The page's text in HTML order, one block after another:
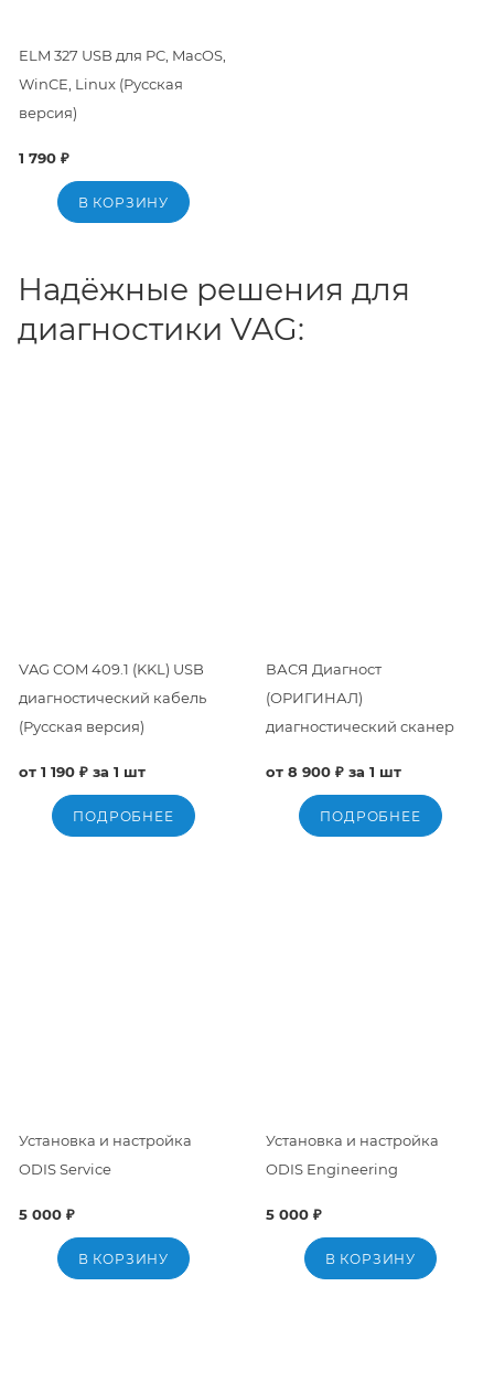
ELM 327 USB для PC, MacOS,
WinCE, Linux (Русская
версия)
1 790 ₽
В КОРЗИНУ
Надёжные решения для
диагностики VAG:
VAG COM 409.1 (KKL) USB
диагностический кабель
(Русская версия)
от 1 190 ₽ за 1 шт
ПОДРОБНЕЕ
ВАСЯ Диагност
(ОРИГИНАЛ)
диагностический сканер
от 8 900 ₽ за 1 шт
ПОДРОБНЕЕ
Установка и настройка
ODIS Service
5 000 ₽
В КОРЗИНУ
Установка и настройка
ODIS Engineering
5 000 ₽
В КОРЗИНУ